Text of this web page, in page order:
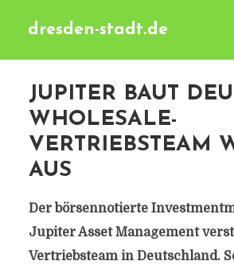
dresden-stadt.de
JUPITER BAUT
WHOLESALE-
VERTRIEBSTEAM
AUS
Der börsennotierte
Jupiter Asset Management
Vertriebsteam in Deutschland.